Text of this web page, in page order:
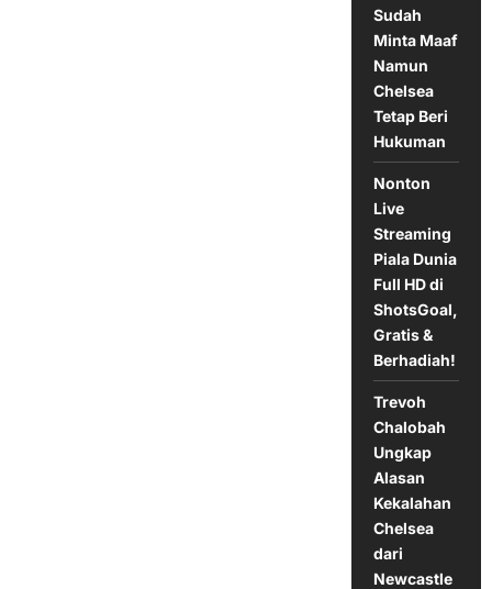
Sudah
Minta Maaf
Namun
Chelsea
Tetap Beri
Hukuman
Nonton
Live
Streaming
Piala Dunia
Full HD di
ShotsGoal,
Gratis &
Berhadiah!
Trevoh
Chalobah
Ungkap
Alasan
Kekalahan
Chelsea
dari
Newcastle